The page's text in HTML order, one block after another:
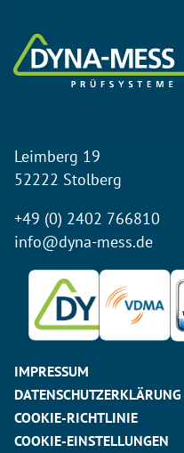
Leimberg 19
52222 Stolberg
+49 (0) 2402 766810
info@dyna-mess.de
IMPRESSUM
DATENSCHUTZERKLÄRUNG
COOKIE-RICHTLINIE
COOKIE-EINSTELLUNGEN